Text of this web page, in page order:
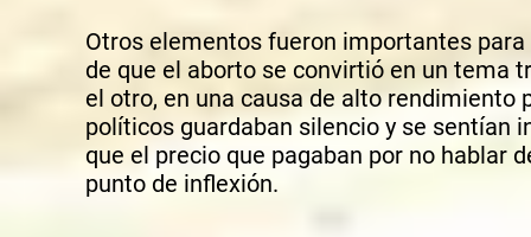
Otros elementos fueron importantes
de que el aborto se convirtió en un tema
el otro, en una causa de alto rendimiento
políticos guardaban silencio y se sentían
que el precio que pagaban por no hablar
punto de inflexión.